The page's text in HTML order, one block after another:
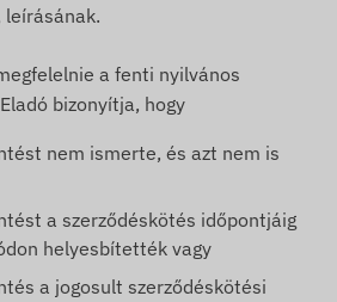
a fenti nyilvános
bizonyítja, hogy
nem ismerte, és azt nem is
a szerződéskötés időpontjáig
helyesbítették vagy
a jogosult szerződéskötési